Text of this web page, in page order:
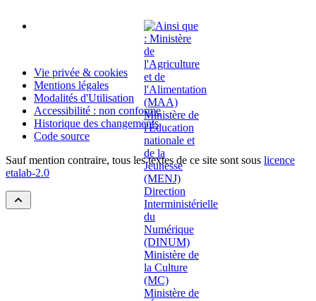
Vie privée & cookies
Mentions légales
Modalités d'Utilisation
Accessibilité : non conforme
Historique des changements
Code source
Sauf mention contraire, tous les textes de ce site sont sous licence
etalab-2.0